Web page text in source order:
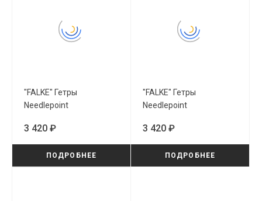
"FALKE" Гетры
Needlepoint
3 420 ₽
ПОДРОБНЕЕ
"FALKE" Гетры
Needlepoint
3 420 ₽
ПОДРОБНЕЕ